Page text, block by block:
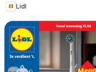
Lidl